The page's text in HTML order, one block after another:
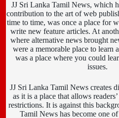
JJ Sri Lanka Tamil News, which
contribution to the art of web
time to time, was once a place for
write new feature articles. At
where alternative news brought
were a memorable place to learn
was a place where you could
issues.
JJ Sri Lanka Tamil News creates
as it is a place that allows
restrictions. It is against this
Tamil News has become one of